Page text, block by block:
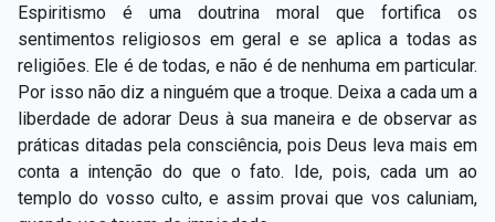
Espiritismo é uma doutrina moral que fortifica os
sentimentos religiosos em geral e se aplica a todas as
religiões. Ele é de todas, e não é de nenhuma em particular.
Por isso não diz a ninguém que a troque. Deixa a cada um a
liberdade de adorar Deus à sua maneira e de observar as
práticas ditadas pela consciência, pois Deus leva mais em
conta a intenção do que o fato. Ide, pois, cada um ao
templo do vosso culto, e assim provai que vos caluniam,